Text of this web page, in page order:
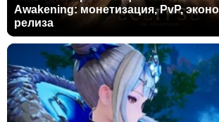
Awakening: монетизация, PvP,
релиза